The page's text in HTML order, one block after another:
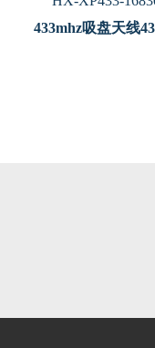
433mhz吸盘天线